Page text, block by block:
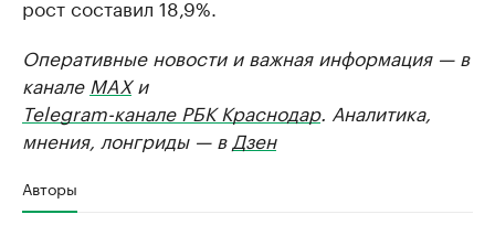
рост составил 18,9%.
Оперативные новости и важная информация — в
канале MAXи
Telegram-канале РБК Краснодар. Аналитика,
мнения, лонгриды — в Дзен
Авторы